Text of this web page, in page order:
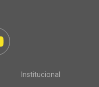
Institucional